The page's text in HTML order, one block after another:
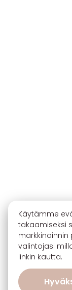
Käytämme
takaamiseksi
valintojasi
linkin kautta.